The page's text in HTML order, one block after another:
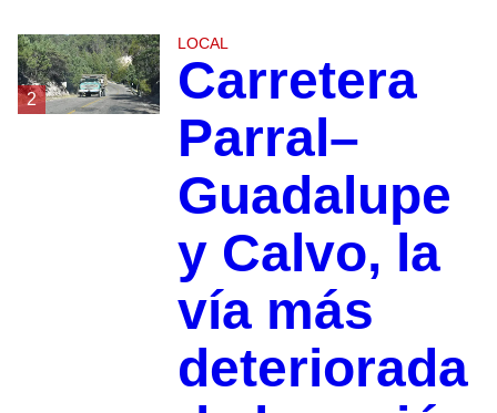
2
LOCAL
Carretera
Parral–
Guadalupe
y Calvo, la
vía más
deteriorada